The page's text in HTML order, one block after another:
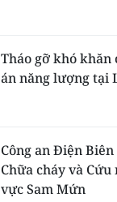
Tháo gỡ khó
án năng lượng tại
Công an Điện
Chữa cháy và
vực Sam Mứn